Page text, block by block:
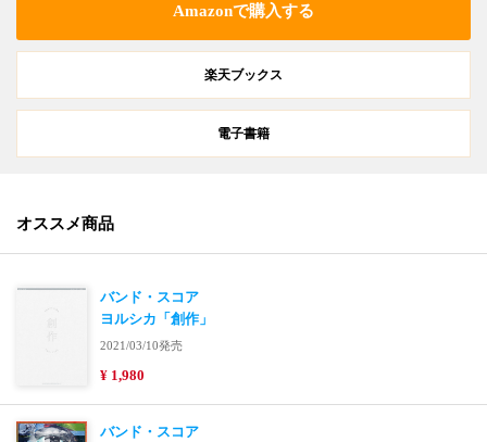
Amazonで購入する
楽天ブックス
電子書籍
オススメ商品
バンド・スコア
ヨルシカ「創作」
2021/03/10発売
¥ 1,980
バンド・スコア